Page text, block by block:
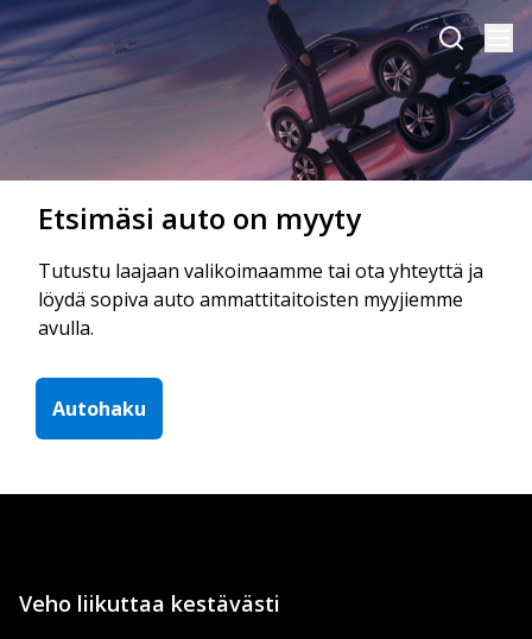
Etsimäsi auto on myyty
Tutustu laajaan valikoimaamme tai ota yhteyttä ja
löydä sopiva auto ammattitaitoisten myyjiemme
avulla.
Autohaku
Veho liikuttaa kestävästi